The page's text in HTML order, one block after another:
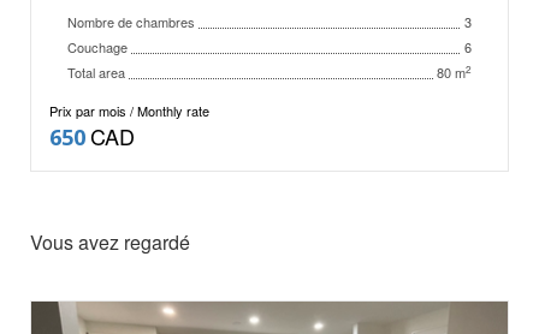
Nombre de chambres
3
Couchage
6
Total area
80 m2
Prix par mois / Monthly rate
650CAD
Vous avez regardé